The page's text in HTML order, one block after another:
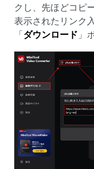
クし、先ほどコピ
表示されたリンク
「 ダウンロード 」